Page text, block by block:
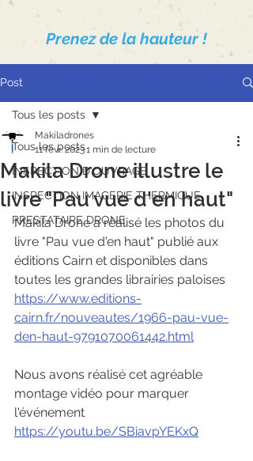
Prenez de la hauteur !
Post
Tous les posts
INSPECTION D'OUVRAGE
INSPECTION IMAGERIE THERMIQUE
PRESTATAIRE DRONE
Tous les posts
Makila Drone illustre le
livre "Pau vue d'en haut"
Makiladrones
11 févr. 20231 min de lecture
Makila Drone a réalisé les photos du
livre "Pau vue d'en haut" publié aux
éditions Cairn et disponibles dans
toutes les grandes librairies paloises
https://www.editions-
cairn.fr/nouveautes/1966-pau-vue-
den-haut-9791070061442.html
Nous avons réalisé cet agréable
montage vidéo pour marquer
l'événement
https://youtu.be/SBiavpYEKxQ